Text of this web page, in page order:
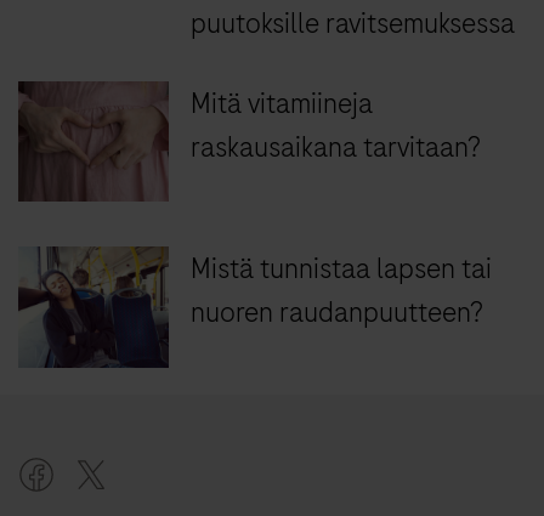
puutoksille ravitsemuksessa
Mitä vitamiineja
raskausaikana tarvitaan?
Mistä tunnistaa lapsen tai
nuoren raudanpuutteen?